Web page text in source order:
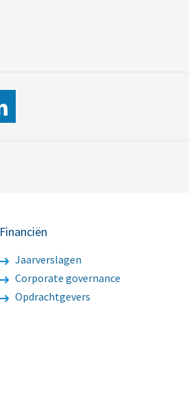
Financiën
Jaarverslagen
Corporate governance
Opdrachtgevers